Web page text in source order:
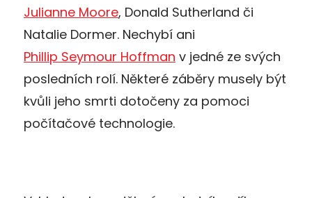
Julianne Moore, Donald Sutherland či
Natalie Dormer. Nechybí ani
Phillip Seymour Hoffman v jedné ze svých
posledních rolí. Některé záběry musely být
kvůli jeho smrti dotočeny za pomoci
počítačové technologie.